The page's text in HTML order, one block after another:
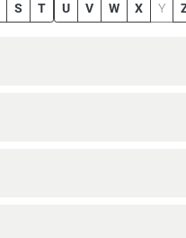
S T U V W X Y